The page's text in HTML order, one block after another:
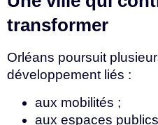
transformer
Orléans poursuit
développement liés :
aux mobilités ;
aux espaces